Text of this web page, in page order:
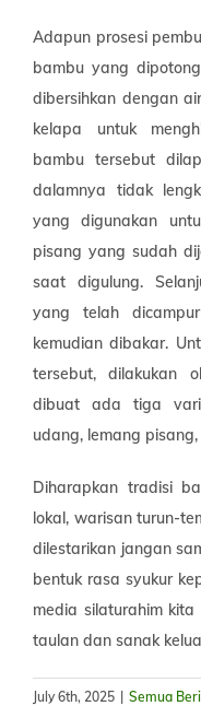
Adapun prosesi
bambu yang
dibersihkan dengan
kelapa untuk
bambu tersebut
dalamnya tidak
yang digunakan
pisang yang sudah
saat digulung.
yang telah
kemudian dibakar.
tersebut, dilakukan
dibuat ada tiga
udang, lemang
Diharapkan tradisi
lokal, warisan turun-
dilestarikan jangan
bentuk rasa syukur
media silaturahim
taulan dan sanak
July 6th, 2025 Semua